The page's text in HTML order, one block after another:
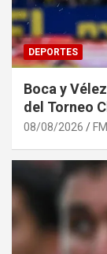
DEPORTES
Boca y
del Torneo
08/08/2026